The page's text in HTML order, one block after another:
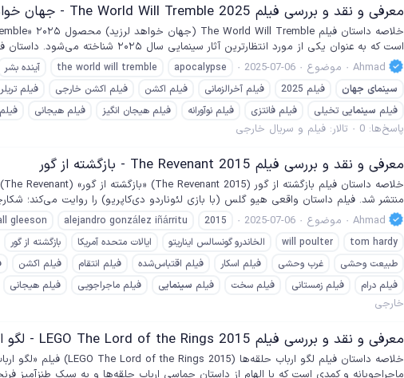
معرفی و نقد و بررسی فیلم The World Will Tremble 2025 - جهان خواهد لرزید
است که به عنوان یکی از مورد انتظارترین آثار سینمایی سال ۲۰۲۵ شناخته می‌شود. داستان فیلم در آینده‌ای نزدیک روایت می‌شود که زمین با تهدیدی بی‌سابقه و...
Ahmad
موضوع 2025-07-06
apocalypse
the world will tremble آینده بشر
سینمای جهان فیلم 2025 فیلم آخرالزمانی فیلم اکشن فیلم اکشن خارجی فیلم تریلر
فیلم سینمایی تخیلی فیلم فانتزی فیلم نوآورانه فیلم هیجان انگیز فیلم هیجانی
پاسخ‌ها: 0 تالار: فیلم و سریال خارجی
معرفی و نقد و بررسی فیلم The Revenant 2015 - بازگشته از گور
منتشر شد. فیلم داستان واقعی هیو گلس (با بازی لئوناردو دی‌کاپریو) را روایت
Ahmad
موضوع 2025-07-06
2015
alejandro gonzález iñárritu
gleeson
tom hardy
will poulter الخاندرو گونسالس ایناریتو ایالات متحده آمریکا بازگشته از گور
طبیعت وحشی
غرب وحشی فیلم اسکار فیلم اقتباس‌شده فیلم انتقام فیلم اکشن
فیلم درام
فیلم زمستانی فیلم سخت فیلم سینمایی فیلم ماجراجویی فیلم هیجانی
خارجی
معرفی و نقد و بررسی فیلم LEGO The Lord of the Rings 2015 - لگو ارباب حلقه‌ها
ماجراجویانه و کمدی است که با الهام از داستان حماسی ارباب حلقه‌ها و به سبک طنزآمیز